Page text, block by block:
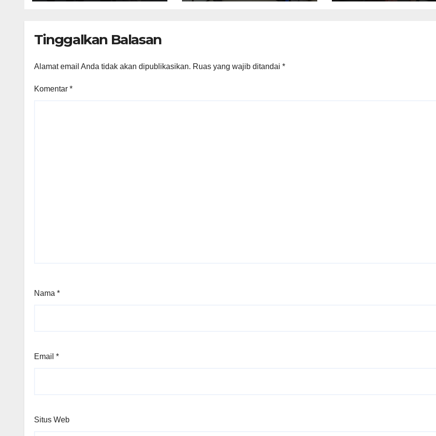
Bina pengelolaan
Pinjam Pakai
Tinggalkan Balasan
Alamat email Anda tidak akan dipublikasikan. Ruas yang wajib ditandai *
Komentar *
Nama *
Email *
Situs Web